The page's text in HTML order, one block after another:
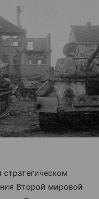
Второй мировой